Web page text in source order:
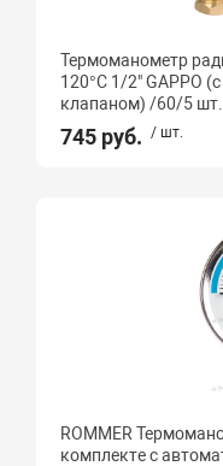
Термоманометр
120°C 1/2" GAPPO
клапаном) /60/5
745 руб. / шт.
ROMMER
комплекте с